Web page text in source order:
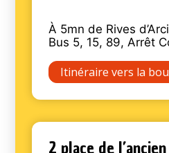
À 5mn de Rives
Bus 5, 15, 89, Arrêt
Itinéraire vers la
2 place de